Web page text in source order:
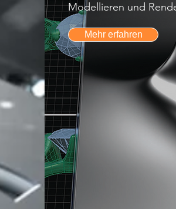
Modellieren und
Mehr erfahren